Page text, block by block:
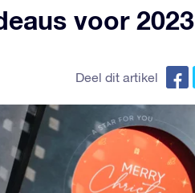
voor 2023
Deel dit artikel